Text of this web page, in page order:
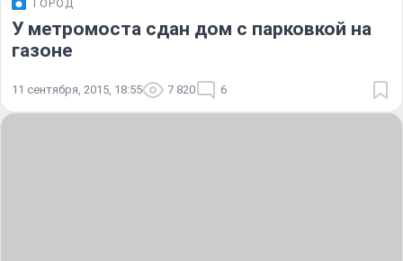
ГОРОД
У метромоста сдан дом с парковкой на
газоне
11 сентября, 2015, 18:55 7 820 6